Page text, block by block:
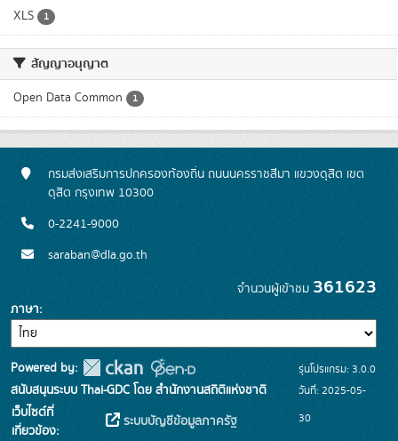
XLS 1
สัญญาอนุญาต
Open Data Common 1
กรมส่งเสริมการปกครองท้องถิ่น ถนนนครราชสีมา แขวงดุสิต เขต
ดุสิต กรุงเทพ 10300
0-2241-9000
saraban@dla.go.th
จำนวนผู้เข้าชม 361623
ภาษา
Powered by:
สนับสนุนระบบ Thai-GDC โดย สำนักงานสถิติแห่งชาติ
เว็บไซต์ที่
เกี่ยวข้อง:
ระบบบัญชีข้อมูลภาครัฐ
รุ่นโปรแกรม: 3.0.0
วันที่: 2025-05-
30